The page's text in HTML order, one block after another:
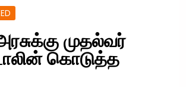
முதல்வர்
கொடுத்த